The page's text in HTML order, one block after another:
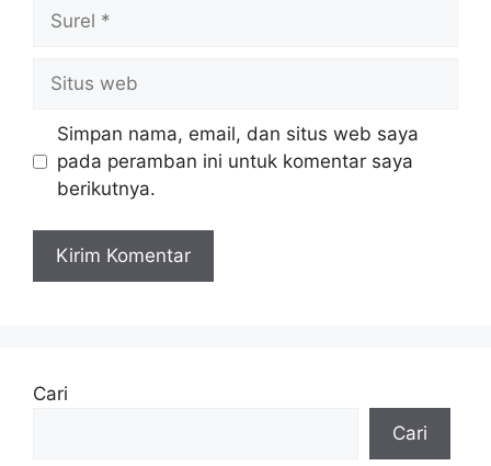
web
Simpan nama, email, dan situs web saya
pada peramban ini untuk komentar saya
berikutnya.
Cari
Cari